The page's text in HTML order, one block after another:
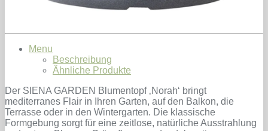
Menu
Beschreibung
Ähnliche Produkte
Der SIENA GARDEN Blumentopf ‚Norah‘ bringt
mediterranes Flair in Ihren Garten, auf den Balkon, die
Terrasse oder in den Wintergarten. Die klassische
Formgebung sorgt für eine zeitlose, natürliche Ausstrahlung